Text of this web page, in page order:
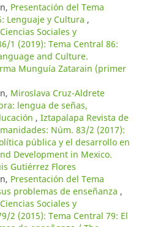
Presentación del Tema
Lenguaje y Cultura ,
Sociales y
1 (2019): Tema Central 86:
and Culture.
Munguía Zatarain (primer
Miroslava Cruz-Aldrete
lengua de señas,
, Iztapalapa Revista de
Núm. 83/2 (2017):
pública y el desarrollo en
Development in Mexico.
Gutiérrez Flores
Presentación del Tema
problemas de enseñanza ,
Sociales y
2 (2015): Tema Central 79: El